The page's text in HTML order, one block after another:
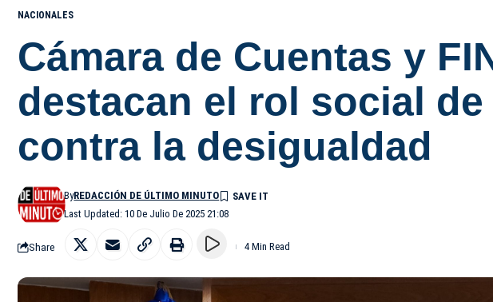
NACIONALES
Cámara de Cuentas y
destacan el rol social
contra la desigualdad
Last Updated: 10 De Julio De 2025 21:08
ByREDACCIÓN DE ÚLTIMO MINUTO
Share 4 Min Read